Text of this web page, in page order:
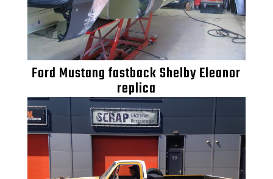
Ford Mustang fastback Shelby Eleanor
replica